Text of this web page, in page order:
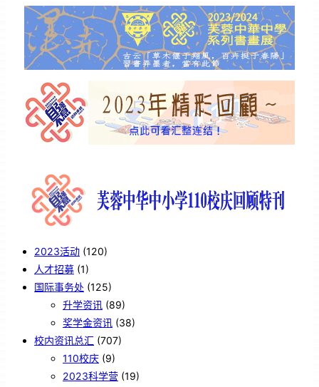
2023活动 (120)
人才招募 (1)
国际事务处 (125)
升学资讯 (89)
奖学金资讯 (38)
校内资讯总汇 (707)
110校庆 (9)
2023科学营 (19)